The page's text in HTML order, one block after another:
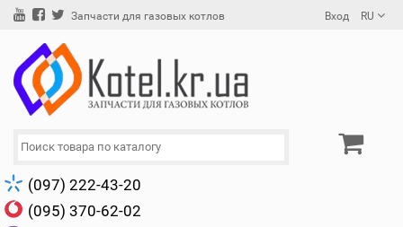
Запчасти для газовых котлов Вход RU
(097) 222-43-20
(095) 370-62-02